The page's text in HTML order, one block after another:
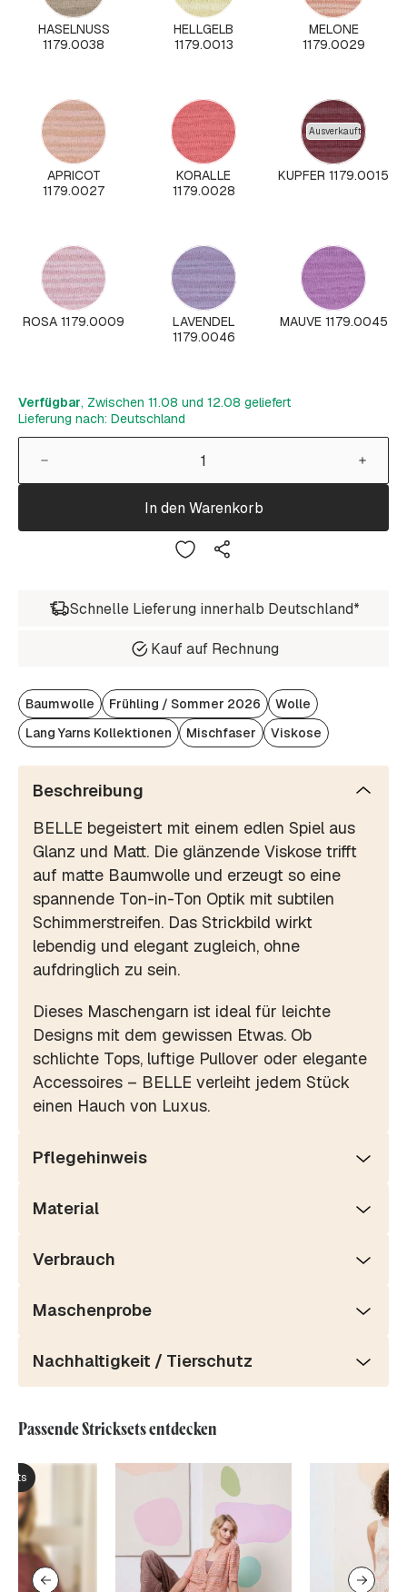
HASELNUSS
1179.0038
HELLGELB
1179.0013
MELONE
1179.0029
APRICOT
1179.0027
KORALLE
1179.0028
KUPFER 1179.0015
Ausverkauft
ROSA 1179.0009
LAVENDEL
1179.0046
MAUVE 1179.0045
Verfügbar, Zwischen 11.08 und 12.08 geliefert
Lieferung nach: Deutschland
In den Warenkorb
Schnelle Lieferung innerhalb Deutschland*
Kauf auf Rechnung
Baumwolle Frühling / Sommer 2026
Wolle
Lang Yarns Kollektionen
Mischfaser Viskose
Beschreibung
BELLE begeistert mit einem edlen Spiel aus
Glanz und Matt. Die glänzende Viskose trifft
auf matte Baumwolle und erzeugt so eine
spannende Ton-in-Ton Optik mit subtilen
Schimmerstreifen. Das Strickbild wirkt
lebendig und elegant zugleich, ohne
aufdringlich zu sein.
Dieses Maschengarn ist ideal für leichte
Designs mit dem gewissen Etwas. Ob
schlichte Tops, luftige Pullover oder elegante
Accessoires – BELLE verleiht jedem Stück
einen Hauch von Luxus.
Pflegehinweis
Material
Verbrauch
Maschenprobe
Nachhaltigkeit / Tierschutz
Passende Stricksets entdecken